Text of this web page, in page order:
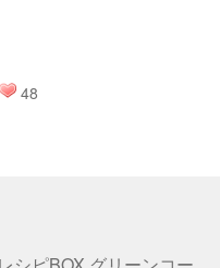
48